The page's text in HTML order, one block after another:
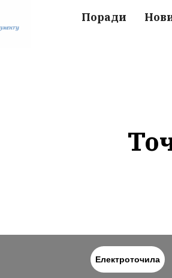
Поради
Електроточила